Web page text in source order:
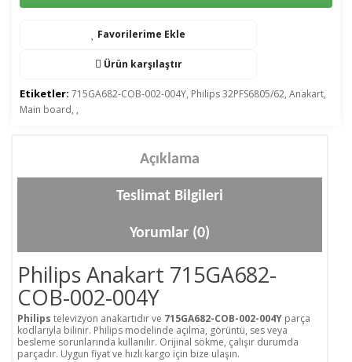
Favorilerime Ekle
Ürün karşılaştır
Etiketler: 715GA682-COB-002-004Y, Philips 32PFS6805/62, Anakart,
Main board, ,
Açıklama
Teslimat Bilgileri
Yorumlar (0)
Philips Anakart 715GA682-
COB-002-004Y
Philips televizyon anakartıdır ve 715GA682-COB-002-004Y parça
kodlarıyla bilinir. Philips modelinde açılma, görüntü, ses veya
besleme sorunlarında kullanılır. Orijinal sökme, çalışır durumda
parçadır. Uygun fiyat ve hızlı kargo için bize ulaşın.